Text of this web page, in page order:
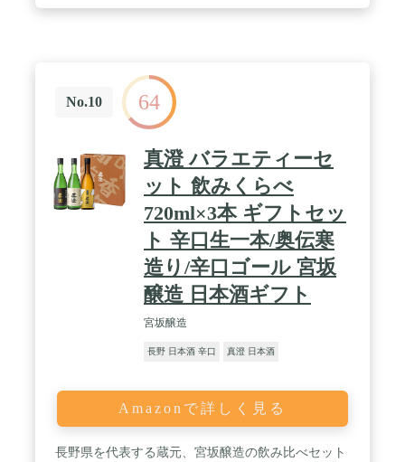
No.10 64
真澄 バラエティーセ
ット 飲みくらべ
720ml×3本 ギフトセッ
ト 辛口生一本/奥伝寒
造り/辛口ゴール 宮坂
醸造 日本酒ギフト
宮坂醸造
長野 日本酒 辛口 真澄 日本酒
Amazonで詳しく見る
長野県を代表する蔵元、宮坂醸造の飲み比べセット